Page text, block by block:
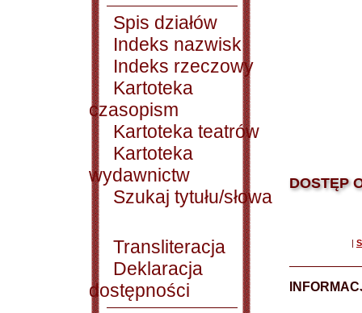
Spis działów
Indeks nazwisk
Indeks rzeczowy
Kartoteka
czasopism
Kartoteka teatrów
Kartoteka
wydawnictw
Szukaj tytułu/słowa
Transliteracja
Deklaracja
dostępności
DOSTĘP
|